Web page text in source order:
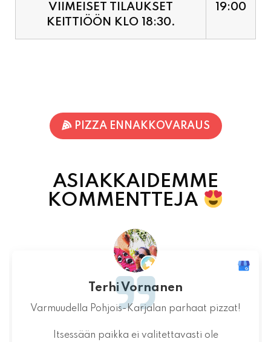
VIIMEISET TILAUKSET
KEITTIÖÖN KLO 18:30.
19:00
PIZZA ENNAKKOVARAUS
ASIAKKAIDEMME
KOMMENTTEJA
Terhi Vornanen
Varmuudella Pohjois-Karjalan parhaat pizzat!
Itsessään paikka ei valitettavasti ole